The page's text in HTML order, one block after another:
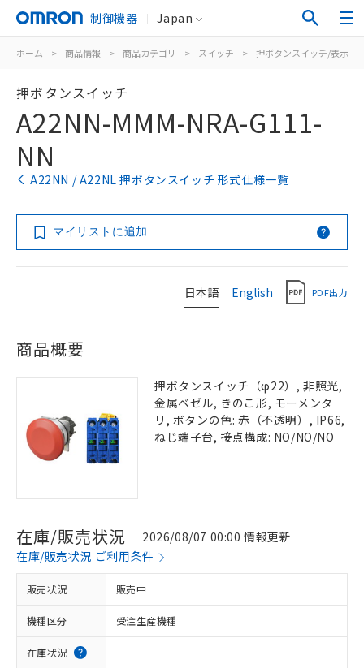
制御機器 Japan
ホーム > 商品情報 > 商品カテゴリ > スイッチ > 押ボタンスイッチ/表示灯
押ボタンスイッチ
A22NN-MMM-NRA-G111-
NN
A22NN / A22NL 押ボタンスイッチ 形式仕様一覧
マイリストに追加
日本語 English PDF出力
商品概要
押ボタンスイッチ（φ22）, 非照光,
金属ベゼル, きのこ形, モーメンタ
リ, ボタンの色: 赤（不透明）, IP66,
ねじ端子台, 接点構成: NO/NO/NO
在庫/販売状況
2026/08/07 00:00 情報更新
在庫/販売状況 ご利用条件
販売状況 販売中
機種区分 受注生産機種
在庫状況